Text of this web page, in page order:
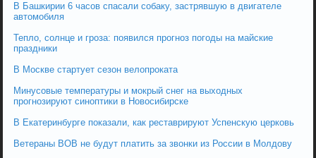
В Башкирии 6 часов спасали собаку, застрявшую в двигателе
автомобиля
Тепло, солнце и гроза: появился прогноз погоды на майские
праздники
В Москве стартует сезон велопроката
Минусовые температуры и мокрый снег на выходных
прогнозируют синоптики в Новосибирске
В Екатеринбурге показали, как реставрируют Успенскую церковь
Ветераны ВОВ не будут платить за звонки из России в Молдову